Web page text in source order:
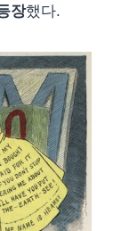
장했다.